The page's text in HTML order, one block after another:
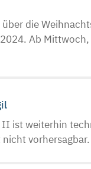
die
Ab
II ist weiterhin